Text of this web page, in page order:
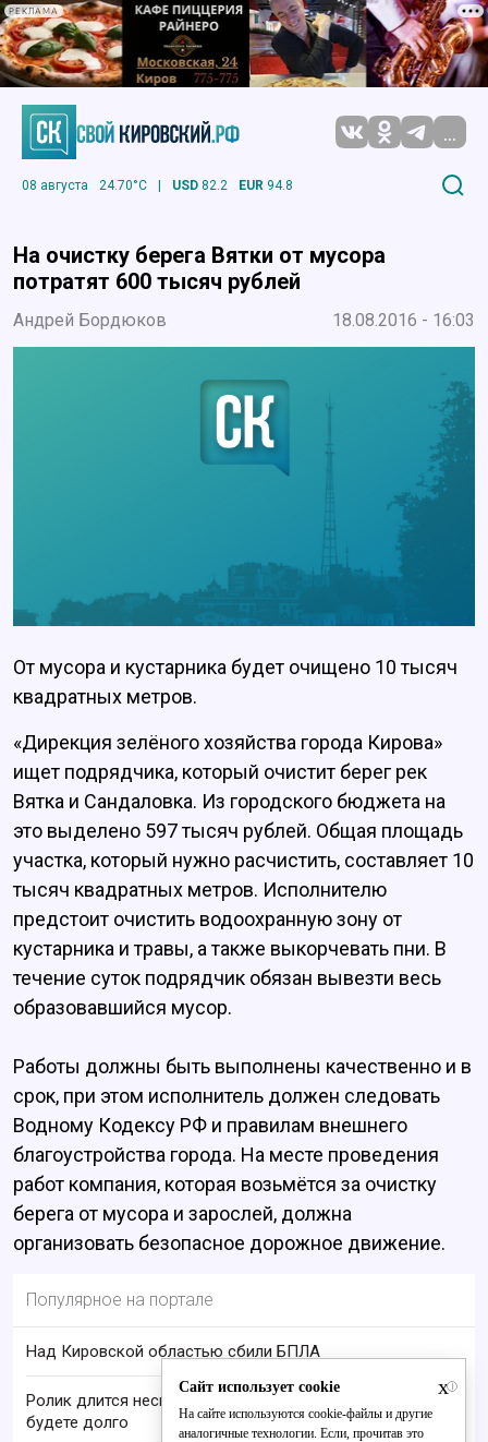
РЕКЛАМА
...
08 августа 24.70°C | USD 82.2 EUR 94.8
На очистку берега Вятки от мусора
потратят 600 тысяч рублей
Андрей Бордюков 18.08.2016 - 16:03
От мусора и кустарника будет очищено 10 тысяч
квадратных метров.
«Дирекция зелёного хозяйства города Кирова»
ищет подрядчика, который очистит берег рек
Вятка и Сандаловка. Из городского бюджета на
это выделено 597 тысяч рублей. Общая площадь
участка, который нужно расчистить, составляет 10
тысяч квадратных метров. Исполнителю
предстоит очистить водоохранную зону от
кустарника и травы, а также выкорчевать пни. В
течение суток подрядчик обязан вывезти весь
образовавшийся мусор.
Работы должны быть выполнены качественно и в
срок, при этом исполнитель должен следовать
Водному Кодексу РФ и правилам внешнего
благоустройства города. На месте проведения
работ компания, которая возьмётся за очистку
берега от мусора и зарослей, должна
организовать безопасное дорожное движение.
Популярное на портале
Над Кировской областью сбили БПЛА
i
Ролик длится несколько секунд, а смеяться вы
будете долго
x
Сайт использует cookie
На сайте используются cookie-файлы и другие
аналогичные технологии. Если, прочитав это